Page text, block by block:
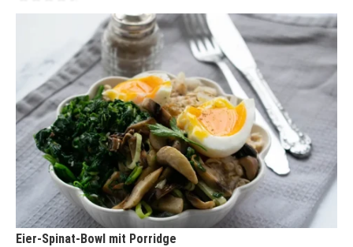
Eier-Spinat-Bowl mit Porridge